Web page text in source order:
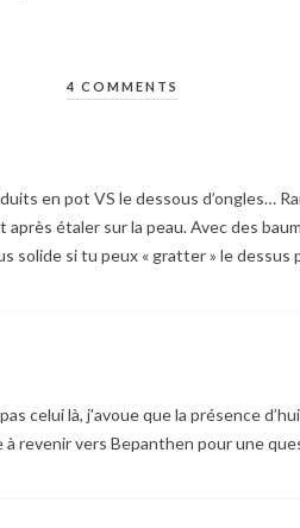
4 COMMENTS
en pot VS le dessous d’ongles…
après étaler sur la peau. Avec des
solide si tu peux « gratter » le dessus
celui là, j’avoue que la présence
à revenir vers Bepanthen pour une